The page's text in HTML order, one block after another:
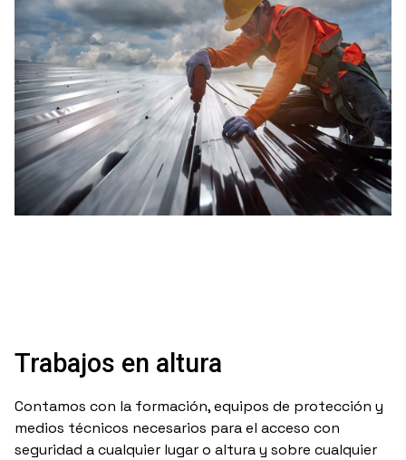
Trabajos en altura
Contamos con la formación, equipos de protección y
medios técnicos necesarios para el acceso con
seguridad a cualquier lugar o altura y sobre cualquier